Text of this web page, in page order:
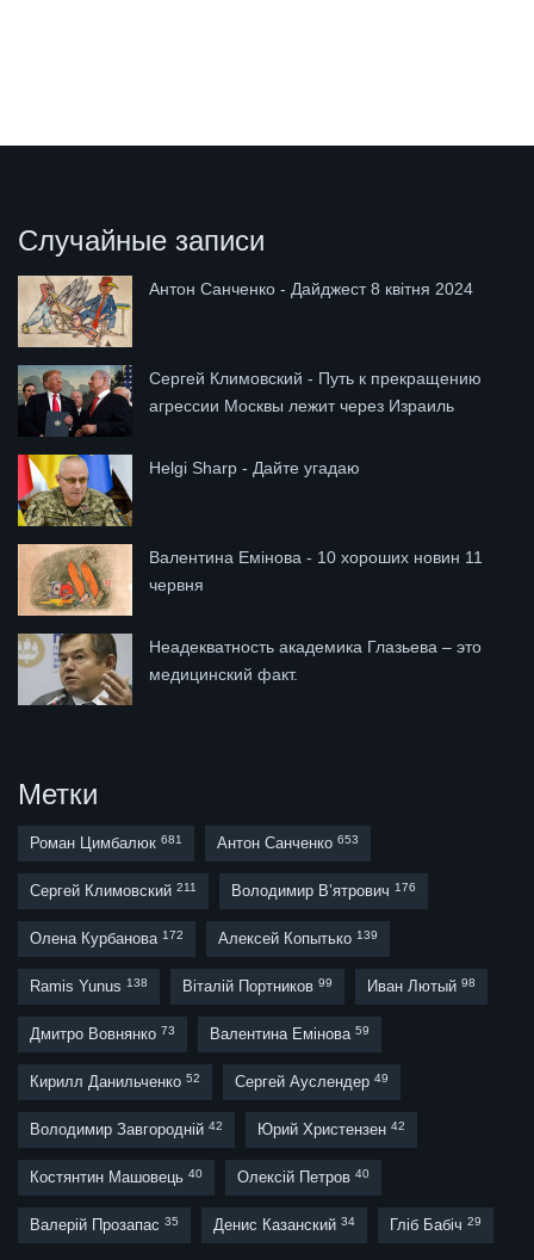
Случайные записи
Антон Санченко - Дайджест 8 квітня 2024
Сергей Климовский - Путь к прекращению
агрессии Москвы лежит через Израиль
Helgi Sharp - Дайте угадаю
Валентина Емінова - 10 хороших новин 11
червня
Неадекватность академика Глазьева – это
медицинский факт.
Метки
Роман Цимбалюк 681 Антон Санченко 653
Сергей Климовский 211 Володимир В’ятрович 176
Олена Курбанова 172 Алексей Копытько 139
Ramis Yunus 138 Віталій Портников 99 Иван Лютый 98
Дмитро Вовнянко 73 Валентина Емінова 59
Кирилл Данильченко 52 Сергей Ауслендер 49
Володимир Завгородній 42 Юрий Христензен 42
Костянтин Машовець 40 Олексій Петров 40
Валерій Прозапас 35 Денис Казанский 34 Гліб Бабіч 29